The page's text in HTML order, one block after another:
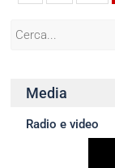
Media
Radio e video